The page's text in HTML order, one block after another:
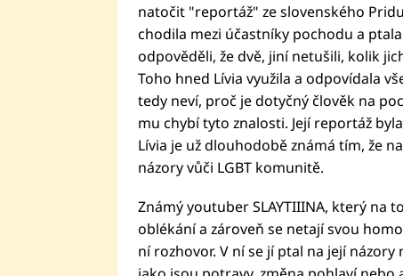
natočit "reportáž" ze slovenského
chodila mezi účastníky pochodu a
odpověděli, že dvě, jiní netušili, kolik
Toho hned Lívia využila a odpovídala
tedy neví, proč je dotyčný člověk na
mu chybí tyto znalosti. Její reportáž
Lívia je už dlouhodobě známá tím, že
názory vůči LGBT komunitě.
Známý youtuber SLAYTIIINA, který na
oblékání a zároveň se netají svou
ní rozhovor. V ní se jí ptal na její